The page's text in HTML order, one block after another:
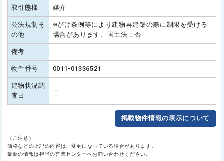
取引態様 媒介
公法規制そ
の他
※がけ条例等により建物再建築の際に制限を受ける
場合があります、国土法：否
備考
物件番号 0011-01336521
建物状況調
査日
－
掲載物件情報の表示について
（ご注意）
価格などの上記の内容は、変更になっている場合があります。
最新の情報は担当の営業センターへお問い合わせください。